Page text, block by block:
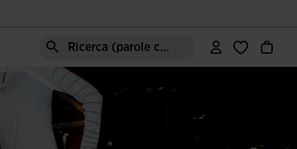
Ricerca (parole chiave, ecc.)